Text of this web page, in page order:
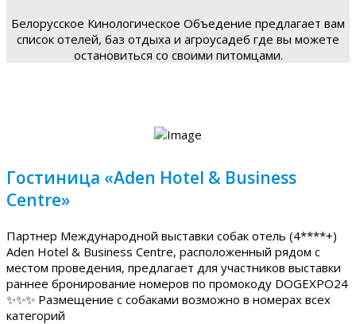
Белорусское Кинологическое Объедение предлагает вам
список отелей, баз отдыха и агроусадеб где вы можете
остановиться со своими питомцами.
Гостиница «Aden Hotel & Business
Centre»
Партнер Международной выставки собак отель (4****+)
Aden Hotel & Business Centre, расположенный рядом с
местом проведения, предлагает для участников выставки
раннее бронирование номеров по промокоду DOGEXPO24
✨✨✨ Размещение с собаками возможно в номерах всех
категорий